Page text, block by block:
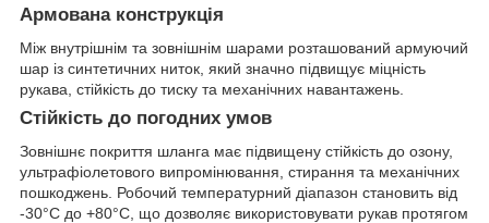
Армована конструкція
Між внутрішнім та зовнішнім шарами розташований армуючий
шар із синтетичних ниток, який значно підвищує міцність
рукава, стійкість до тиску та механічних навантажень.
Стійкість до погодних умов
Зовнішнє покриття шланга має підвищену стійкість до озону,
ультрафіолетового випромінювання, стирання та механічних
пошкоджень. Робочий температурний діапазон становить від
-30°C до +80°C, що дозволяє використовувати рукав протягом